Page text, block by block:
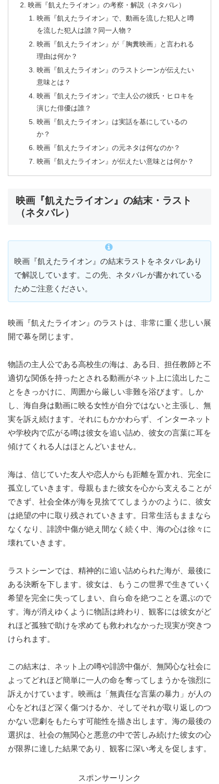
映画『飢えたライオン』の考察・解説（ネタバレ）
映画『飢えたライオン』で、動画を流した犯人と噂
を流した犯人は誰？同一人物？
映画『飢えたライオン』が「胸糞映画」と言われる
理由は何か？
映画『飢えたライオン』のラストシーンが伝えたい
意味とは？
映画『飢えたライオン』で主人公の彼氏・ヒロキを
演じた俳優は誰？
映画『飢えたライオン』は実話を基にしているの
か？
映画『飢えたライオン』の元ネタは何なのか？
映画『飢えたライオン』が伝えたい意味とは何か？
映画『飢えたライオン』の結末・ラスト
（ネタバレ）
映画『飢えたライオン』の結末ラストをネタバレあり
で解説しています。この先、ネタバレが書かれている
ためご注意ください。
映画『飢えたライオン』のラストは、非常に重く悲しい展
開で幕を閉じます。
物語の主人公である高校生の海は、ある日、担任教師と不
適切な関係を持ったとされる動画がネット上に流出したこ
とをきっかけに、周囲から厳しい非難を浴びます。しか
し、海自身は動画に映る女性が自分ではないと主張し、無
実を訴え続けます。それにもかかわらず、インターネット
や学校内で広がる噂は彼女を追い詰め、彼女の言葉に耳を
傾けてくれる人はほとんどいません。
海は、信じていた友人や恋人からも距離を置かれ、完全に
孤立していきます。母親もまた彼女を心から支えることが
できず、社会全体が海を見捨ててしまうかのように、彼女
は絶望の中に取り残されていきます。日常生活もままなら
なくなり、誹謗中傷が絶え間なく続く中、海の心は徐々に
壊れていきます。
ラストシーンでは、精神的に追い詰められた海が、最後に
ある決断を下します。彼女は、もうこの世界で生きていく
希望を完全に失ってしまい、自ら命を絶つことを選ぶので
す。海が消えゆくように物語は終わり、観客には彼女がど
れほど孤独で助けを求めても救われなかった現実が突きつ
けられます。
この結末は、ネット上の噂や誹謗中傷が、無関心な社会に
よってどれほど簡単に一人の命を奪ってしまうかを強烈に
訴えかけています。映画は「無責任な言葉の暴力」が人の
心をどれほど深く傷つけるか、そしてそれが取り返しのつ
かない悲劇をもたらす可能性を描き出します。海の最後の
選択は、社会の無関心と悪意の中で苦しみ続けた彼女の心
が限界に達した結果であり、観客に深い考えを促します。
スポンサーリンク